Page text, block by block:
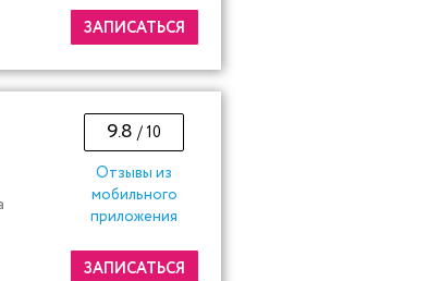
ЗАПИСАТЬСЯ
9.8 / 10
Отзывы из
мобильного
приложения
ЗАПИСАТЬСЯ